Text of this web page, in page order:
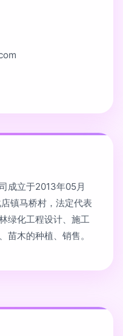
成立于2013年05月
镇马桥村，法定代表
绿化工程设计、施工
苗木的种植、销售。